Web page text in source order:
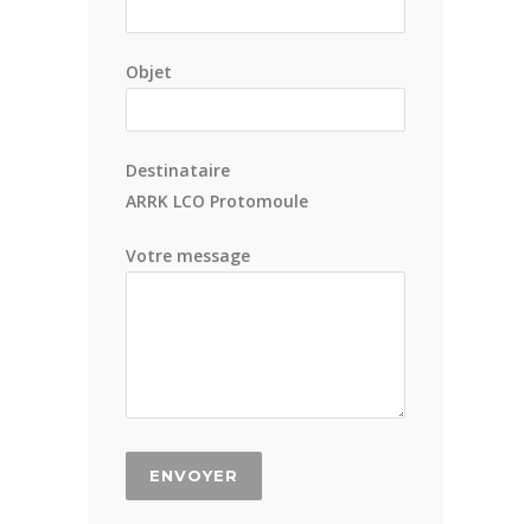
Objet
Destinataire
ARRK LCO Protomoule
Votre message